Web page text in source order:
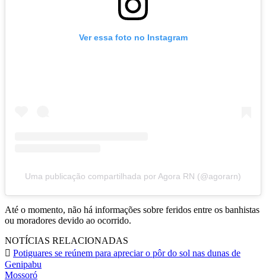
Ver essa foto no Instagram
Uma publicação compartilhada por Agora RN (@agorarn)
Até o momento, não há informações sobre feridos entre os banhistas
ou moradores devido ao ocorrido.
NOTÍCIAS RELACIONADAS
Potiguares se reúnem para apreciar o pôr do sol nas dunas de
Genipabu
Mossoró